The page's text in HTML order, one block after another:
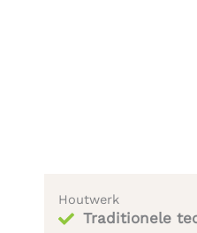
Houtwerk
Traditionele